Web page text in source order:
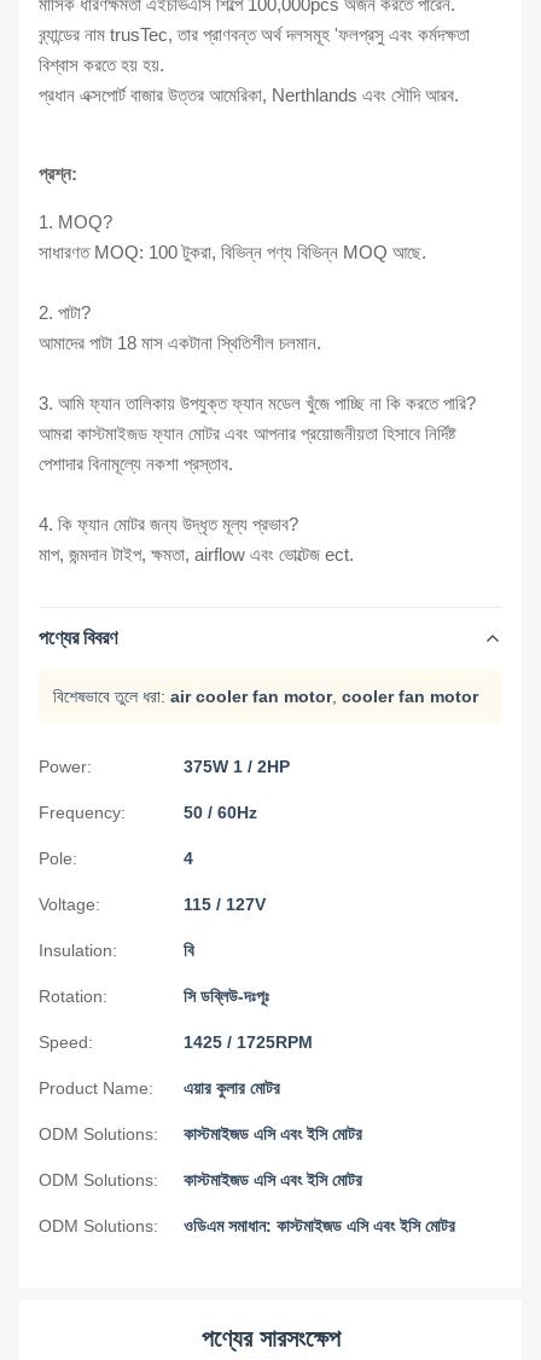
মাসিক ধারণক্ষমতা এইচভিএসি শিল্পে 100,000pcs অর্জন করতে পারেন.
ব্র্যান্ডের নাম trusTec, তার প্রাণবন্ত অর্থ দলসমূহ 'ফলপ্রসু এবং কর্মদক্ষতা
বিশ্বাস করতে হয় হয়.
প্রধান এক্সপোর্ট বাজার উত্তর আমেরিকা, Nerthlands এবং সৌদি আরব.
প্রশ্ন:
1. MOQ?
সাধারণত MOQ: 100 টুকরা, বিভিন্ন পণ্য বিভিন্ন MOQ আছে.
2. পাটা?
আমাদের পাটা 18 মাস একটানা স্থিতিশীল চলমান.
3. আমি ফ্যান তালিকায় উপযুক্ত ফ্যান মডেল খুঁজে পাচ্ছি না কি করতে পারি?
আমরা কাস্টমাইজড ফ্যান মোটর এবং আপনার প্রয়োজনীয়তা হিসাবে নির্দিষ্ট
পেশাদার বিনামূল্যে নকশা প্রস্তাব.
4. কি ফ্যান মোটর জন্য উদ্ধৃত মূল্য প্রভাব?
মাপ, জন্মদান টাইপ, ক্ষমতা, airflow এবং ভোল্টেজ ect.
পণ্যের বিবরণ
বিশেষভাবে তুলে ধরা: air cooler fan motor, cooler fan motor
Power: 375W 1 / 2HP
Frequency: 50 / 60Hz
Pole: 4
Voltage: 115 / 127V
Insulation: বি
Rotation: সি ডব্লিউ-দঃপূঃ
Speed: 1425 / 1725RPM
Product Name: এয়ার কুলার মোটর
ODM Solutions: কাস্টমাইজড এসি এবং ইসি মোটর
ODM Solutions: কাস্টমাইজড এসি এবং ইসি মোটর
ODM Solutions: ওডিএম সমাধান: কাস্টমাইজড এসি এবং ইসি মোটর
পণ্যের সারসংক্ষেপ